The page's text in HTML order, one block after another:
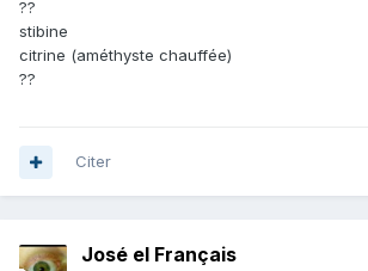
??
stibine
citrine (améthyste chauffée)
??
Citer
José el Français